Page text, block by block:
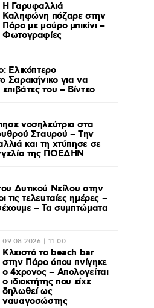
Η Γαρυφαλλιά
Καληφώνη πόζαρε στην
Πάρο με μαύρο μπικίνι –
Φωτογραφίες
Ελικόπτερο
Σαρακήνικο για να
του – Βίντεο
νοσηλεύτρια στα
Σταυρού – Tην
και τη χτύπησε σε
της ΠΟΕΔΗΝ
Δυτικού Νείλου στην
τις τελευταίες ημέρες –
– Τα συμπτώματα
09.08.2026 | 11:00
Κλειστό το beach bar
στην Πάρο όπου πνίγηκε
ο 4χρονος – Απολογείται
ο ιδιοκτήτης που είχε
δηλωθεί ως
ναυαγοσώστης